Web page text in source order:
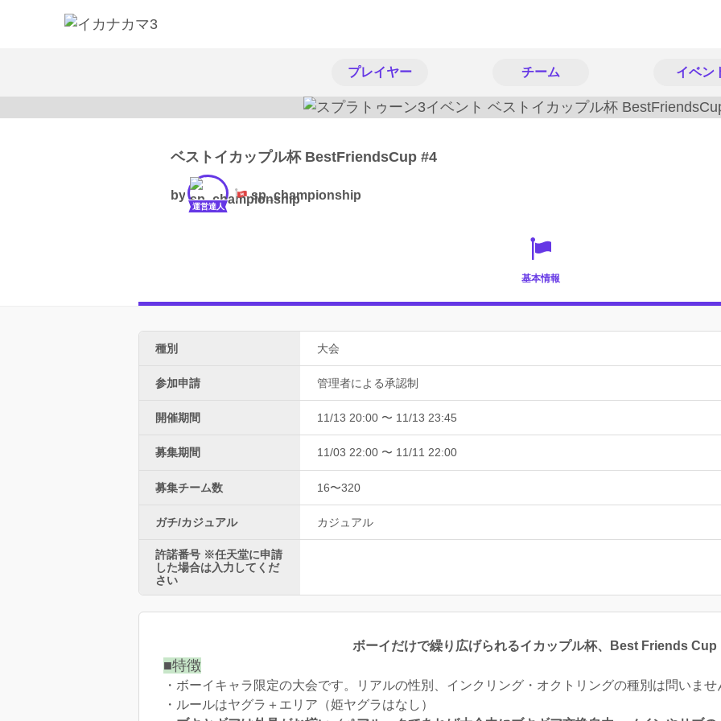
プレイヤー チーム イベン
ベストイカップル杯 BestFriendsCup #4
by
運営達人
sp_championship
基本情報
種別 大会
参加申請 管理者による承認制
開催期間 11/13 20:00 〜 11/13 23:45
募集期間 11/03 22:00 〜 11/11 22:00
募集チーム数 16〜320
ガチ/カジュアル カジュアル
許諾番号 ※任天堂に申請
した場合は入力してくだ
さい
ボーイだけで繰り広げられるイカップル杯、Best Friends Cup
■特徴
・ボーイキャラ限定の大会です。リアルの性別、インクリング・オクトリングの種別は問いませ
・ルールはヤグラ＋エリア（姫ヤグラはなし）